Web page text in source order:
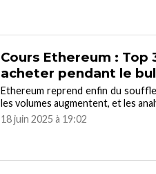
Cours Ethereum :
acheter pendant le
Ethereum reprend enfin du
les volumes augmentent, et les
18 juin 2025 à 19:02